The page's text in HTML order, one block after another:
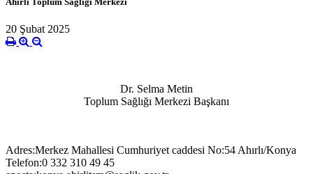
20 Şubat 2025
Dr. Selma Metin
Toplum Sağlığı Merkezi Başkanı
Adres:Merkez Mahallesi Cumhuriyet caddesi No:54 Ahırlı/Konya
Telefon:0 332 310 49 45